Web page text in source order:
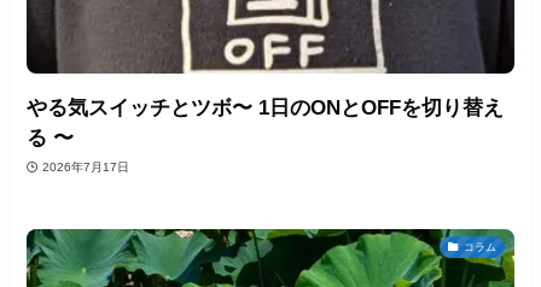
やる気スイッチとツボ〜 1日のONとOFFを切り替え
る 〜
2026年7月17日
コラム